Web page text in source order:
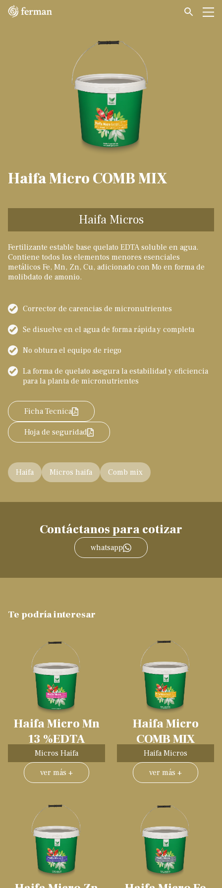
Haifa Micro COMB MIX
Haifa Micros
Fertilizante estable base quelato EDTA soluble en agua.
Contiene todos los elementos menores esenciales
metálicos Fe, Mn, Zn, Cu, adicionado con Mo en forma de
molibdato de amonio.
Corrector de carencias de micronutrientes
Se disuelve en el agua de forma rápida y completa
No obtura el equipo de riego
La forma de quelato asegura la estabilidad y eficiencia
para la planta de micronutrientes
Ficha Tecnica
Hoja de seguridad
Haifa Micros haifa Comb mix
Contáctanos para cotizar
whatsapp
Te podría interesar
Haifa Micro Mn
13 %EDTA
Micros Haifa
ver más +
Haifa Micro
COMB MIX
Haifa Micros
ver más +